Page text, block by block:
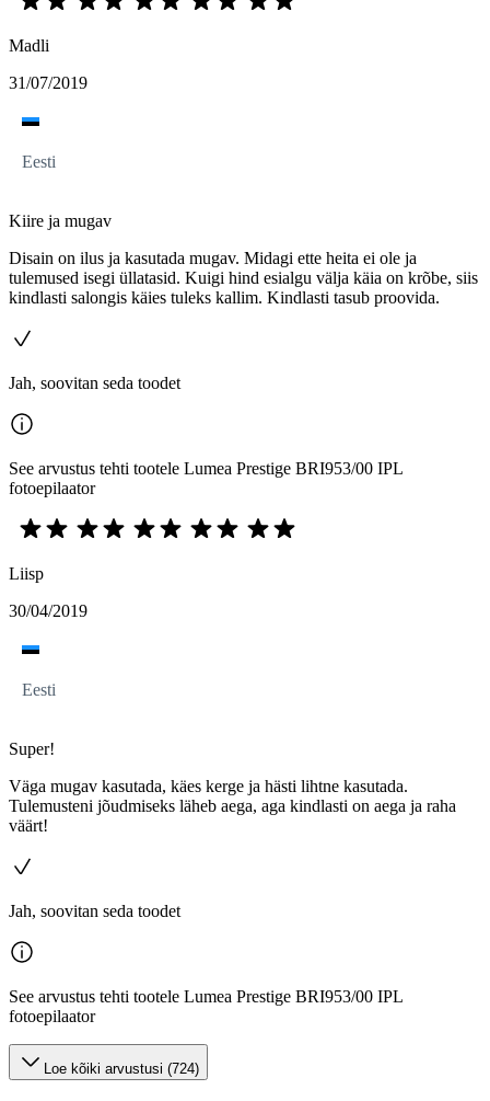
Madli
31/07/2019
Eesti
Kiire ja mugav
Disain on ilus ja kasutada mugav. Midagi ette heita ei ole ja
tulemused isegi üllatasid. Kuigi hind esialgu välja käia on krõbe, siis
kindlasti salongis käies tuleks kallim. Kindlasti tasub proovida.
Jah, soovitan seda toodet
See arvustus tehti tootele Lumea Prestige BRI953/00 IPL
fotoepilaator
Liisp
30/04/2019
Eesti
Super!
Väga mugav kasutada, käes kerge ja hästi lihtne kasutada.
Tulemusteni jõudmiseks läheb aega, aga kindlasti on aega ja raha
väärt!
Jah, soovitan seda toodet
See arvustus tehti tootele Lumea Prestige BRI953/00 IPL
fotoepilaator
Loe kõiki arvustusi (724)